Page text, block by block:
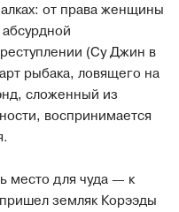
от права женщины
(Су Джин в
рыбака, ловящего на
сложенный из
воспринимается
место для чуда — к
земляк Корээды